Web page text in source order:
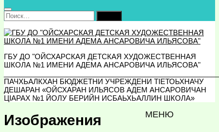
Найти:
ГБУ ДО "ОЙСХАРСКАЯ ДЕТСКАЯ ХУДОЖЕСТВЕННАЯ
ШКОЛА №1 ИМЕНИ АДЕМА АНСАРОВИЧА ИЛЬЯСОВА"
ПАЧХЬАЛКХАН БЮДЖЕТНИ УЧРЕЖДЕНИ ТIЕТОЬХНАЧУ
ДЕШАРАН «ОЙСХАРАН ИЛЬЯСОВ АДЕМ АНСАРОВИЧАН
ЦIАРАХ №1 ЙОЛУ БЕРИЙН ИСБАЬХЬАЛЛИН ШКОЛА»
МЕНЮ
Изображения